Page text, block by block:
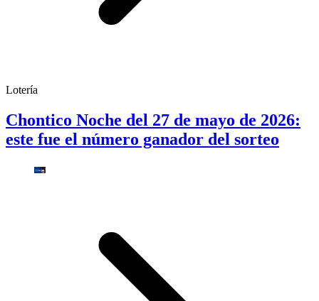
Lotería
Chontico Noche del 27 de mayo de 2026:
este fue el número ganador del sorteo